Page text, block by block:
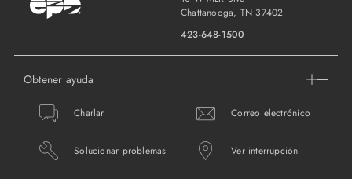
Chattanooga, TN 37402
423-648-1500
Obtener ayuda
Charlar Correo electrónico
Solucionar problemas Ver interrupción